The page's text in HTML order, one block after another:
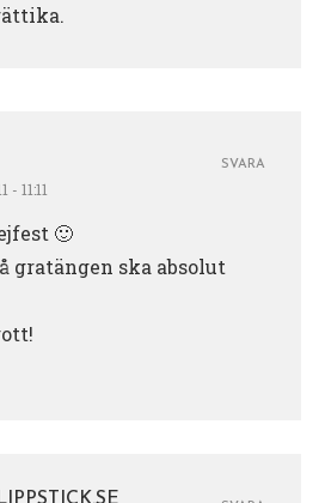
- 11:11
🙂
gratängen ska absolut
SVARA